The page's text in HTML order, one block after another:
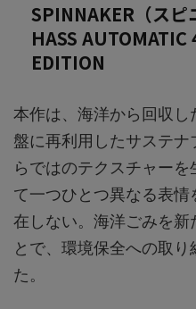
SPINNAKER（スピ
HASS
EDITION
本作は、海洋から回収
盤に再利用したサステ
らではのテクスチャー
て一つひとつ異なる表
在しない。海洋ごみを新
とで、環境保全への取
た。